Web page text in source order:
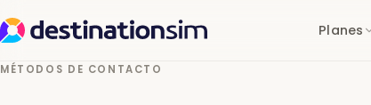
Planes
MÉTODOS DE CONTACTO